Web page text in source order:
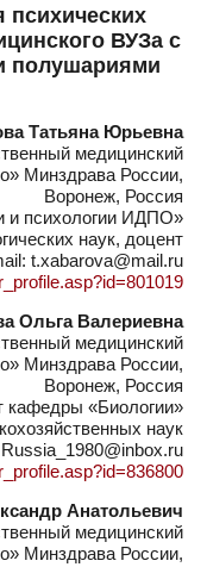
психических
ВУЗа с
полушариями
Татьяна Юрьевна
медицинский
Минздрава России,
Воронеж, Россия
и психологии ИДПО»
наук, доцент
t.xabarova@mail.ru
Ольга Валериевна
медицинский
Минздрава России,
Воронеж, Россия
кафедры «Биологии»
наук
Анатольевич
медицинский
Минздрава России,